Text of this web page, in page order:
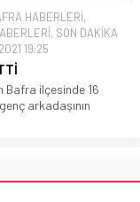
HABERLERİ,
, SON DAKİKA
19:25
Bafra ilçesinde 16
arkadaşının